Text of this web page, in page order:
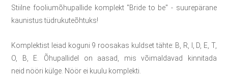
Stiilne fooliumõhupallide komplekt "Bride to be" - suurepärane
kaunistus tüdrukuteõhtuks!
Komplektist leiad koguni 9 roosakas kuldset tähte: B, R, I, D, E, T,
O, B, E. Õhupallidel on aasad, mis võimaldavad kinnitada
neid nööri külge. Nöör ei kuulu komplekti.